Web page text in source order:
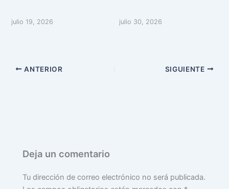
julio 19, 2026 julio 30, 2026
ANTERIOR SIGUIENTE
Deja un comentario
Tu dirección de correo electrónico no será publicada.